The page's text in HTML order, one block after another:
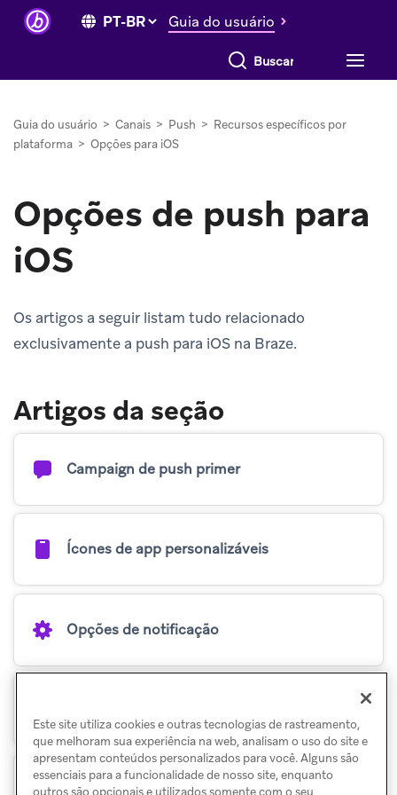
Guia do usuário
Buscar tudo
Guia do usuário > Canais > Push > Recursos específicos por
plataforma > Opções para iOS
Opções de push para
iOS
Os artigos a seguir listam tudo relacionado
exclusivamente a push para iOS na Braze.
Artigos da seção
Campaign de push primer
Ícones de app personalizáveis
Opções de notificação
Usando a contagem de badges
Este site utiliza cookies e outras tecnologias de rastreamento,
que melhoram sua experiência na web, analisam o uso do site e
apresentam conteúdos personalizados para você. Alguns são
essenciais para a funcionalidade de nosso site, enquanto